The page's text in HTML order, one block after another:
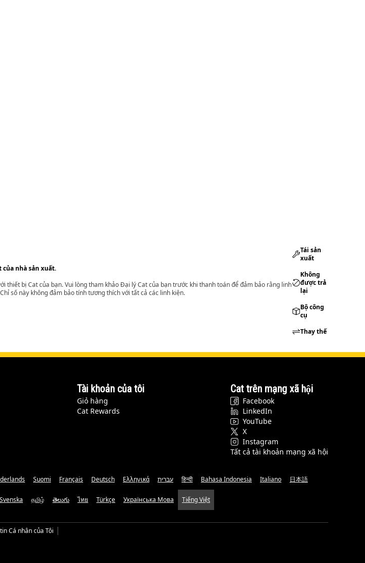
nhà sản xuất.
thiết bị Cat của bạn. Vui lòng tham khảo Đại lý Cat của bạn trước khi thanh toán để đảm bảo rằng linh
số này không đảm bảo tính tương thích với tất cả các linh kiện.
Tái sản
xuất
Không
được trả
lại
Bộ công
cụ
Thay thế
Tài khoản của tôi
Giỏ hàng
Cat Rewards
Cat trên mạng xã hội
Facebook
LinkedIn
YouTube
X
Instagram
Tất cả tài khoản mạng xã hội
Suomi Français Deutsch Ελληνικά עברית हिन्दी Bahasa Indonesia Italiano 日本語
Svenska தமிழ் తెలుగు ไทย Türkçe Українська Мова Tiếng Việt
Cá nhân của Tôi